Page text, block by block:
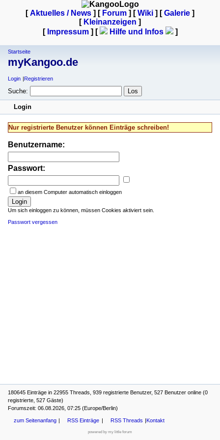
[Aktuelles / News ] [ Forum ] [Wiki ] [Galerie ]
[ Kleinanzeigen ]
[ Impressum] [ Hilfe und Infos ]
Startseite
myKangoo.de
Login Registrieren
Suche:
Login
Nur registrierte Benutzer können Einträge schreiben!
Benutzername:
Passwort:
an diesem Computer automatisch einloggen
Login
Um sich einloggen zu können, müssen Cookies aktiviert sein.
Passwort vergessen
180645 Einträge in 22955 Threads, 939 registrierte Benutzer, 527 Benutzer online (0
registrierte, 527 Gäste)
Forumszeit: 06.08.2026, 07:25 (Europe/Berlin)
zum Seitenanfang RSS Einträge RSS Threads Kontakt
powered by my little forum